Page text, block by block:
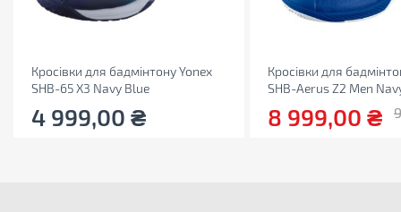
Кросівки для бадмінтону Yonex
SHB-65 X3 Navy Blue
4 999,00 ₴
Кросівки для
SHB-Aerus Z2 Men
8 999,00 ₴